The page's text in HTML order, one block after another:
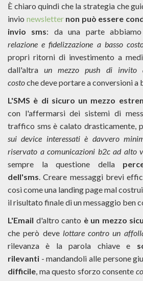
È chiaro quindi che la strategia che
invio newsletter non può essere
invio sms: da una parte
relazione e fidelizzazione a basso
propri ritorni di investimento a
dall'altraun mezzo push di invito
costoche deve portare a conversioni a
L'SMS è di sicuro un mezzo
con l'affermarsi dei sistemi di
traffico sms è calato drasticamente,
sui device interessati è davvero
riservato a comunicazioni b2c ad alto
sempre la questione della
dell'sms. Creare messaggi brevi
così come una landing page mal
il risultato finale di un messaggio ben
L'Email d'altro canto è un mezzo
che però deve lottare contro un
rilevanza è la parola chiave e
rilevanti - mandandoli alle persone
difficile, ma questo sforzo consente